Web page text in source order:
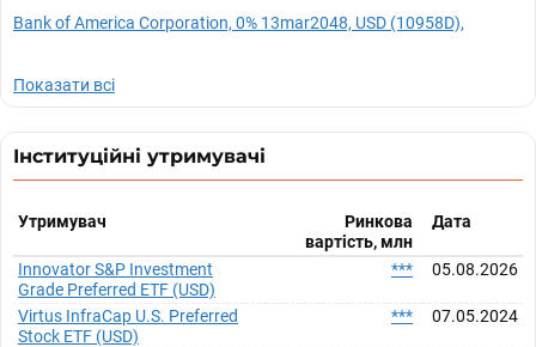
Bank of America Corporation, 0% 13mar2048, USD (10958D),
Показати всі
Інституційні утримувачі
Утримувач
Ринкова
вартість, млн
Дата
Innovator S&P Investment
Grade Preferred ETF (USD)
*** 05.08.2026
Virtus InfraCap U.S. Preferred
Stock ETF (USD)
*** 07.05.2024